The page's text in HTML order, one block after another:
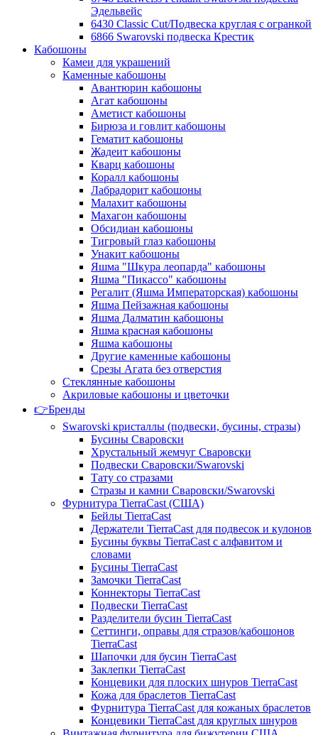
Эдельвейс
6430 Classic Cut/Подвеска круглая с огранкой
6866 Swarovski подвеска Крестик
Кабошоны
Камеи для украшений
Каменные кабошоны
Авантюрин кабошоны
Агат кабошоны
Аметист кабошоны
Бирюза и говлит кабошоны
Гематит кабошоны
Жадеит кабошоны
Кварц кабошоны
Коралл кабошоны
Лабрадорит кабошоны
Малахит кабошоны
Махагон кабошоны
Обсидиан кабошоны
Тигровый глаз кабошоны
Унакит кабошоны
Яшма "Шкура леопарда" кабошоны
Яшма "Пикассо" кабошоны
Регалит (Яшма Императорская) кабошоны
Яшма Пейзажная кабошоны
Яшма Далматин кабошоны
Яшма красная кабошоны
Яшма кабошоны
Другие каменные кабошоны
Срезы Агата без отверстия
Стеклянные кабошоны
Акриловые кабошоны и цветочки
👉Бренды
Swarovski кристаллы (подвески, бусины, стразы)
Бусины Сваровски
Хрустальный жемчуг Сваровски
Подвески Сваровски/Swarovski
Тату со стразами
Стразы и камни Сваровски/Swarovski
Фурнитура TierraCast (США)
Бейлы TierraCast
Держатели TierraCast для подвесок и кулонов
Бусины буквы TierraCast с алфавитом и
словами
Бусины TierraCast
Замочки TierraCast
Коннекторы TierraCast
Подвески TierraCast
Разделители бусин TierraCast
Сеттинги, оправы для стразов/кабошонов
TierraCast
Шапочки для бусин TierraCast
Заклепки TierraCast
Концевики для плоских шнуров TierraCast
Кожа для браслетов TierraCast
Фурнитура TierraCast для кожаных браслетов
Концевики TierraCast для круглых шнуров